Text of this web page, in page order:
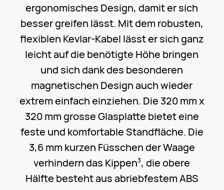
ergonomisches Design, damit er sich
besser greifen lässt. Mit dem robusten,
flexiblen Kevlar-Kabel lässt er sich ganz
leicht auf die benötigte Höhe bringen
und sich dank des besonderen
magnetischen Design auch wieder
extrem einfach einziehen. Die 320 mm x
320 mm grosse Glasplatte bietet eine
feste und komfortable Standfläche. Die
3,6 mm kurzen Füsschen der Waage
verhindern das Kippen3, die obere
Hälfte besteht aus abriebfestem ABS